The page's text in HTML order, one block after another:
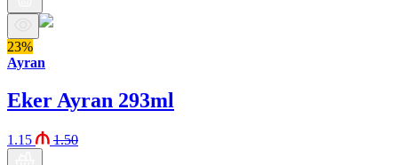
23%
Ayran
Eker Ayran 293ml
1.15 1.50